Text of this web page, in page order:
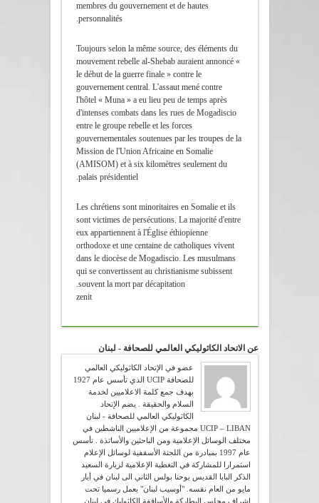
membres du gouvernement et de hautes
personnalités.
Toujours selon la même source, des éléments du
mouvement rebelle al-Shebab auraient annoncé «
le début de la guerre finale » contre le
gouvernement central. L'assaut mené contre
l'hôtel « Muna » a eu lieu peu de temps après
d'intenses combats dans les rues de Mogadiscio
entre le groupe rebelle et les forces
gouvernementales soutenues par les troupes de la
Mission de l'Union Africaine en Somalie
(AMISOM) et à six kilomètres seulement du
palais présidentiel.
Les chrétiens sont minoritaires en Somalie et ils
sont victimes de persécutions. La majorité d'entre
eux appartiennent à l'Église éthiopienne
orthodoxe et une centaine de catholiques vivent
dans le diocèse de Mogadiscio. Les musulmans
qui se convertissent au christianisme subissent
souvent la mort par décapitation.
zenit
عن الاتحاد الكاثوليكي العالمي للصحافة - لبنان
عضو في الإتحاد الكاثوليكي العالمي
للصحافة UCIP الذي تأسس عام 1927
بهدف جمع كلمة الاعلاميين لخدمة
السلام والحقيقة . يضم الإتحاد
الكاثوليكي العالمي للصحافة - لبنان
UCIP – LIBAN مجموعة من الإعلاميين الناشطين في
مختلف الوسائل الإعلامية ومن الباحثين والأساتذة . تأسس
عام 1997 بمبادرة من اللجنة الأسقفية لوسائل الإعلام
استمرارا للمشاركة في التغطية الإعلامية لزيارة السعيد
الذكر البابا القديس يوحنا بولس الثاني الى لبنان في أيار
مايو من العام نفسه. "أوسيب لبنان" يعمل رسميا تحت
اشراف مجلس البطاركة والأساقفة الكاثوليك في لبنان